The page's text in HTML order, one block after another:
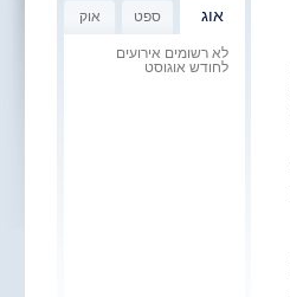
אוג ספט אוק
לא רשומים אירועים
לחודש אוגוסט